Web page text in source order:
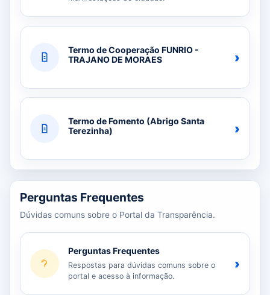
Termo de Cooperação FUNRIO -
TRAJANO DE MORAES
›
Termo de Fomento (Abrigo Santa
Terezinha)
›
Perguntas Frequentes
Dúvidas comuns sobre o Portal da Transparência.
Perguntas Frequentes
Respostas para dúvidas comuns sobre o
portal e acesso à informação.
›